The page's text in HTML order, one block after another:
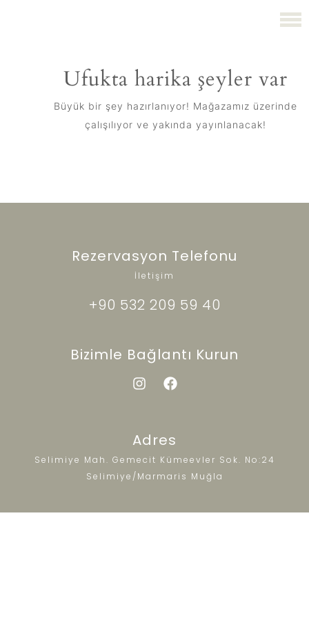
Ufukta harika şeyler var
Büyük bir şey hazırlanıyor! Mağazamız üzerinde
çalışılıyor ve yakında yayınlanacak!
Rezervasyon Telefonu
İletişim
+90 532 209 59 40
Bizimle Bağlantı Kurun
Adres
Selimiye Mah. Gemecit Kümeevler Sok. No:24
Selimiye/Marmaris Muğla